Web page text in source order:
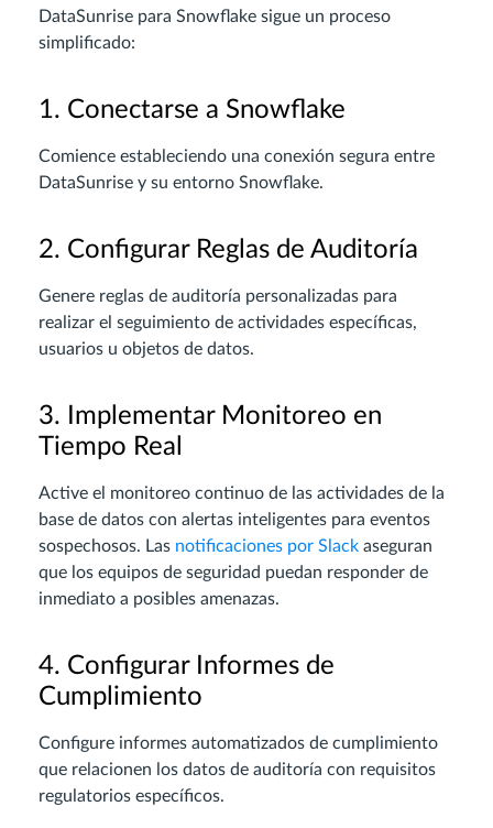
DataSunrise para Snowflake sigue un proceso
simplificado:
1. Conectarse a Snowflake
Comience estableciendo una conexión segura entre
DataSunrise y su entorno Snowflake.
2. Configurar Reglas de Auditoría
Genere reglas de auditoría personalizadas para
realizar el seguimiento de actividades específicas,
usuarios u objetos de datos.
3. Implementar Monitoreo en
Tiempo Real
Active el monitoreo continuo de las actividades de la
base de datos con alertas inteligentes para eventos
sospechosos. Las notificaciones por Slack aseguran
que los equipos de seguridad puedan responder de
inmediato a posibles amenazas.
4. Configurar Informes de
Cumplimiento
Configure informes automatizados de cumplimiento
que relacionen los datos de auditoría con requisitos
regulatorios específicos.